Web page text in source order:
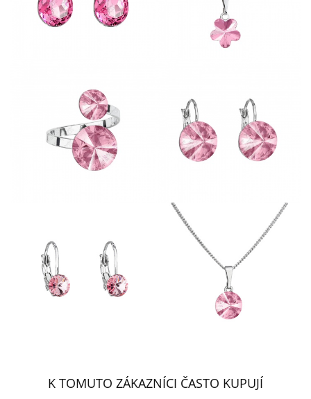
K TOMUTO ZÁKAZNÍCI ČASTO KUPUJÍ